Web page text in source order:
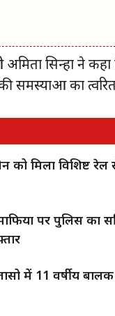
सिन्हा ने कहा
का त्वरित
मिला विशिष्ट रेल
पर पुलिस का
में 11 वर्षीय